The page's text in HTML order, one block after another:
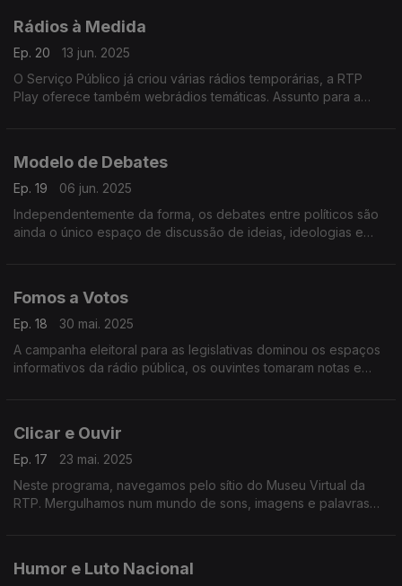
Rádios à Medida
Ep. 20
13 jun. 2025
O Serviço Público já criou várias rádios temporárias, a RTP
Play oferece também webrádios temáticas. Assunto para a
Modelo de Debates
Ep. 19
06 jun. 2025
Independentemente da forma, os debates entre políticos são
ainda o único espaço de discussão de ideias, ideologias e
Fomos a Votos
Ep. 18
30 mai. 2025
A campanha eleitoral para as legislativas dominou os espaços
informativos da rádio pública, os ouvintes tomaram notas e
Clicar e Ouvir
Ep. 17
23 mai. 2025
Neste programa, navegamos pelo sítio do Museu Virtual da
RTP. Mergulhamos num mundo de sons, imagens e palavras
Humor e Luto Nacional